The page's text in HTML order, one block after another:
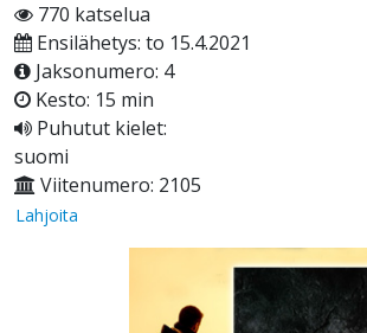
770 katselua
Ensilähetys: to 15.4.2021
Jaksonumero: 4
Kesto: 15 min
Puhutut kielet:
suomi
Viitenumero: 2105
Lahjoita